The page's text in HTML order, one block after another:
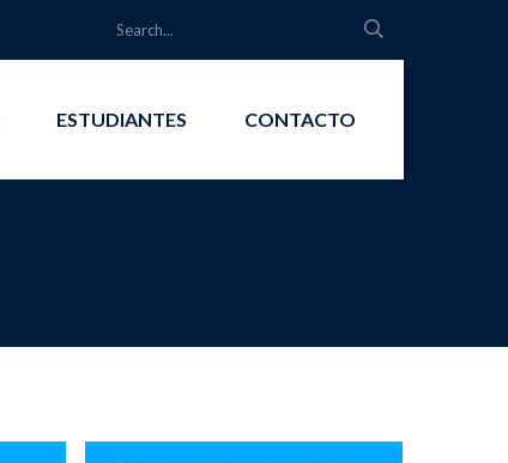
ESTUDIANTES CONTACTO